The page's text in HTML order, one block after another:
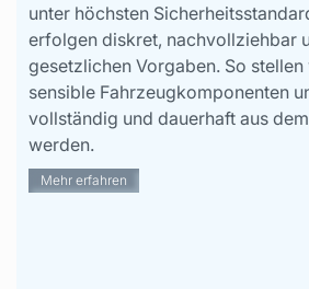
unter höchsten
erfolgen diskret, nachvollziehbar
gesetzlichen Vorgaben. So
sensible Fahrzeugkomponenten
vollständig und dauerhaft aus
werden.
Mehr erfahren